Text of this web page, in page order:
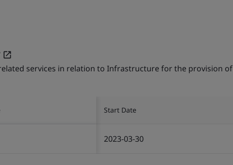
services in relation to Infrastructure for the provision of
Start Date
2023-03-30